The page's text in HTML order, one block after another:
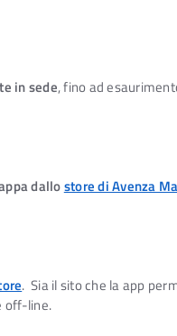
in sede, fino ad
dallostore di Avenza
. Sia il sito che la app
off-line.